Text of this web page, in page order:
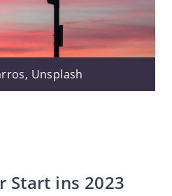
Unsplash
Start ins 2023